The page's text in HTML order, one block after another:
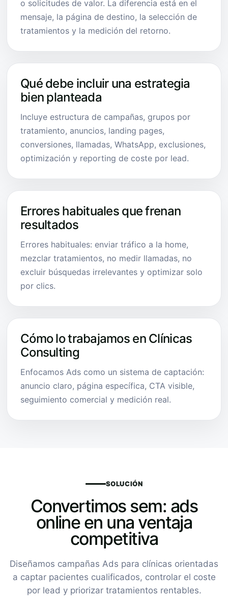
o solicitudes de valor. La diferencia está en el
mensaje, la página de destino, la selección de
tratamientos y la medición del retorno.
Qué debe incluir una estrategia
bien planteada
Incluye estructura de campañas, grupos por
tratamiento, anuncios, landing pages,
conversiones, llamadas, WhatsApp, exclusiones,
optimización y reporting de coste por lead.
Errores habituales que frenan
resultados
Errores habituales: enviar tráfico a la home,
mezclar tratamientos, no medir llamadas, no
excluir búsquedas irrelevantes y optimizar solo
por clics.
Cómo lo trabajamos en Clínicas
Consulting
Enfocamos Ads como un sistema de captación:
anuncio claro, página específica, CTA visible,
seguimiento comercial y medición real.
SOLUCIÓN
Convertimos sem: ads
online en una ventaja
competitiva
Diseñamos campañas Ads para clínicas orientadas
a captar pacientes cualificados, controlar el coste
por lead y priorizar tratamientos rentables.